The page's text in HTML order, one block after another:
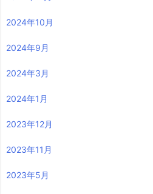
2024年10月
2024年9月
2024年3月
2024年1月
2023年12月
2023年11月
2023年5月